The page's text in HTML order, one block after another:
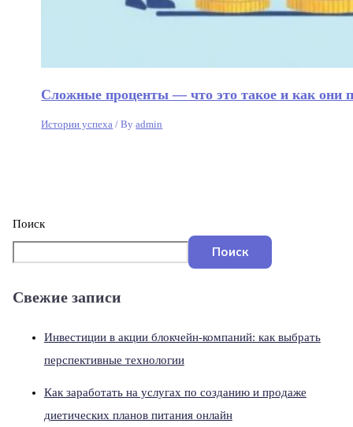
Поиск
Поиск
Свежие записи
Инвестиции в акции блокчейн-компаний: как выбрать
перспективные технологии
Как заработать на услугах по созданию и продаже
диетических планов питания онлайн
Сложные проценты — что это такое и как они
Истории успеха / Byadmin